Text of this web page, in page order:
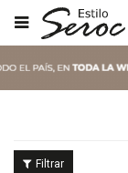
